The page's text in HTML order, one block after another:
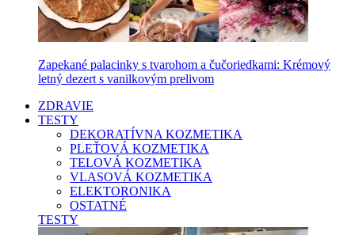
Zapekané palacinky s tvarohom a čučoriedkami: Krémový
letný dezert s vanilkovým prelivom
ZDRAVIE
TESTY
DEKORATÍVNA KOZMETIKA
PLEŤOVÁ KOZMETIKA
TELOVÁ KOZMETIKA
VLASOVÁ KOZMETIKA
ELEKTORONIKA
OSTATNÉ
TESTY